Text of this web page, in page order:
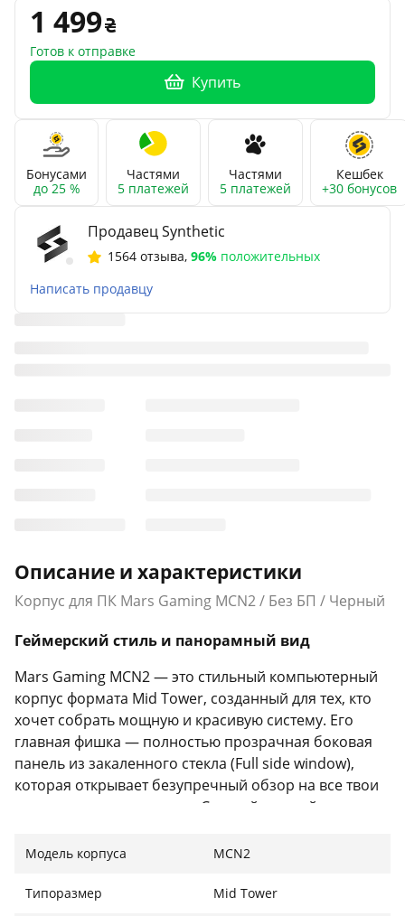
1 499
Готов к отправке
Купить
Бонусами
до 25 %
Частями
5 платежей
Частями
5 платежей
Кешбек
+30 бонусов
Продавец Synthetic
1564 отзыва, 96% положительных
Написать продавцу
Описание и характеристики
Корпус для ПК Mars Gaming MCN2 / Без БП / Черный
Геймерский стиль и панорамный вид
Mars Gaming MCN2 — это стильный компьютерный
корпус формата Mid Tower, созданный для тех, кто
хочет собрать мощную и красивую систему. Его
главная фишка — полностью прозрачная боковая
панель из закаленного стекла (Full side window),
которая открывает безупречный обзор на все твои
топовые комплектующие. Строгий черный цвет
Просторный интерьер для ATX-сборок
Несмотря на аккуратные габариты (352 x 200 x 427
Модель корпуса MCN2
Типоразмер Mid Tower